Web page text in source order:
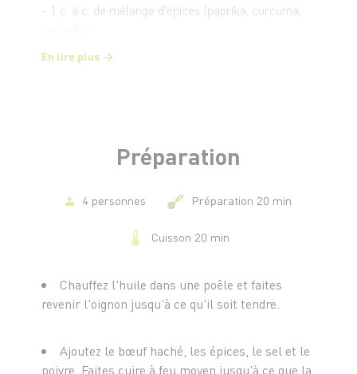
- 1 c. à c. de mélange d'épices (paprika, curcuma,
- 50 g de beurre fondu
En lire plus
Préparation
4 personnes Préparation 20 min
Cuisson 20 min
Chauffez l'huile dans une poêle et faites
revenir l'oignon jusqu'à ce qu'il soit tendre.
Ajoutez le bœuf haché, les épices, le sel et le
poivre. Faites cuire à feu moyen jusqu'à ce que la